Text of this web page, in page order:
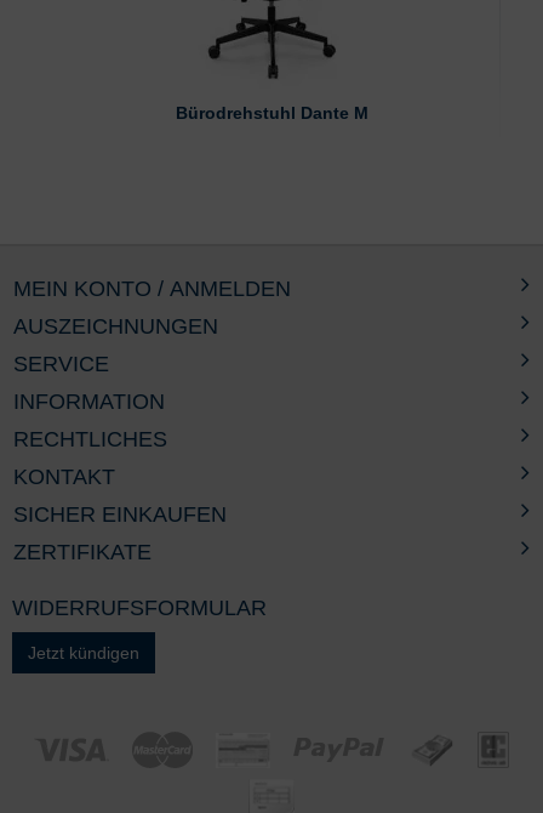
Bürodrehstuhl Dante M
AUSZEICHNUNGEN
SERVICE
INFORMATION
RECHTLICHES
MEIN KONTO / ANMELDEN
KONTAKT
SICHER EINKAUFEN
ZERTIFIKATE
WIDERRUFSFORMULAR
Jetzt kündigen